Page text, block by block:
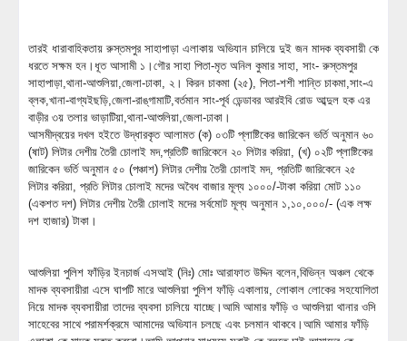
তারই ধারাবাহিকতায় রুস্তমপুর সাহাপাড়া এলাকায় অভিযান চালিয়ে দুই জন মাদক ব্যবসায়ী কে
ধরতে সক্ষম হন।ধূত আসামী ১।গৌর সাহা পিতা-মৃত অনিল কুমার সাহা, সাং- রুস্তমপুর
সাহাপাড়া,থানা-আশুলিয়া,জেলা-ঢাকা, ২। কিরন চাকমা (২৫), পিতা-শশী শান্তি চাকমা,সাং-এ
ব্লক,খানা-বাগ্যইছড়ি,জেলা-রাঙ্গামাটি,বর্তমান সাং-পূর্ব ডেন্ডাবর আরইবি রোড আব্দুল হক এর
বাড়ীর ৩য় তলার ভাড়াটিয়া,থানা-আশুলিয়া,জেলা-ঢাকা।
আসমীদ্বয়ের দখল হইতে উদ্ধারকৃত আলামত (ক) ০৩টি প্লাষ্টিকের জারিকেন ভর্তি অনুমান ৬০
(ষাট) লিটার দেশীয় তৈরী চোলাই মদ,প্রতিটি জারিকেনে ২০ লিটার করিয়া, (খ) ০২টি প্লাষ্টিকের
জারিকেন ভর্তি অনুমান ৫০ (পঞ্চাশ) লিটার দেশীয় তৈরী চোলাই মদ, প্রতিটি জারিকেনে ২৫
লিটার করিয়া, প্রতি লিটার চোলাই মদের অবৈধ বাজার মূল্য ১০০০/-টাকা করিয়া মোট ১১০
(একশত দশ) লিটার দেশীয় তৈরী চোলাই মদের সর্বমোট মূল্য অনুমান ১,১০,০০০/- (এক লক্ষ
দশ হাজার) টাকা।
আশুলিয়া পুলিশ ফাঁড়ির ইনচার্জ এসআই (নিঃ) মোঃ আরাফাত উদ্দিন বলেন,বিভিন্ন অঞ্চল থেকে
মাদক ব্যবসায়ীরা এসে ঘাপটি মারে আশুলিয়া পুলিশ ফাঁড়ি একালায়, লোকাল লোকের সহযোগিতা
নিয়ে মাদক ব্যবসায়ীরা তাদের ব্যবসা চালিয়ে যাচ্ছে।আমি আমার ফাঁড়ি ও আশুলিয়া থানার ওসি
সাহেবের সাথে পরামর্শক্রমে আমাদের অভিযান চলছে এবং চলমান থাকবে।আমি আমার ফাঁড়ি